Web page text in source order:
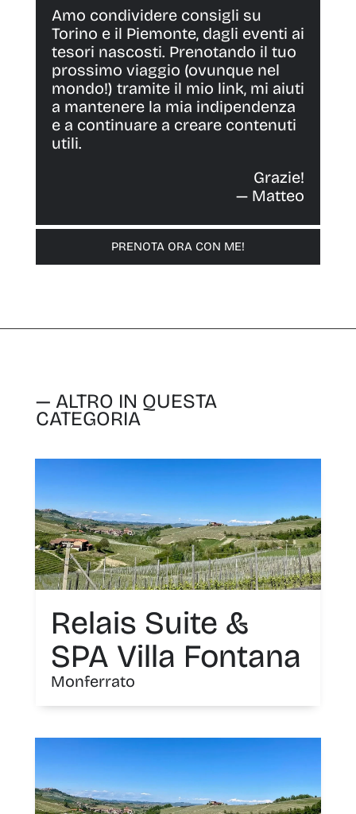
Amo condividere consigli su
Torino e il Piemonte, dagli eventi ai
tesori nascosti. Prenotando il tuo
prossimo viaggio (ovunque nel
mondo!) tramite il mio link, mi aiuti
a mantenere la mia indipendenza
e a continuare a creare contenuti
utili.
Grazie!
— Matteo
PRENOTA ORA CON ME!
— ALTRO IN QUESTA
CATEGORIA
Relais Suite &
SPA Villa Fontana
Monferrato